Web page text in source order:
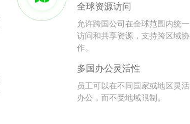
全球资源访问
允许跨国公司在全球范围内统一
访问和共享资源，支持跨区域协
作。
多国办公灵活性
员工可以在不同国家或地区灵活
办公，而不受地域限制。